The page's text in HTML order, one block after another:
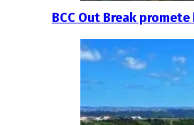
BCC Out Break